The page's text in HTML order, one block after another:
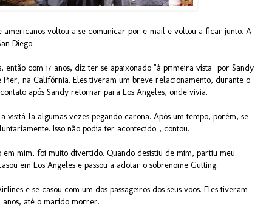
americanos voltou a se comunicar por e-mail e voltou a ficar junto. A
Diego.
então com 17 anos, diz ter se apaixonado "à primeira vista" por Sandy
Pier, na Califórnia. Eles tiveram um breve relacionamento, durante o
após Sandy retornar para Los Angeles, onde vivia.
visitá-la algumas vezes pegando carona. Após um tempo, porém, se
Isso não podia ter acontecido", contou.
mim, foi muito divertido. Quando desistiu de mim, partiu meu
em Los Angeles e passou a adotar o sobrenome Gutting.
e se casou com um dos passageiros dos seus voos. Eles tiveram
até o marido morrer.